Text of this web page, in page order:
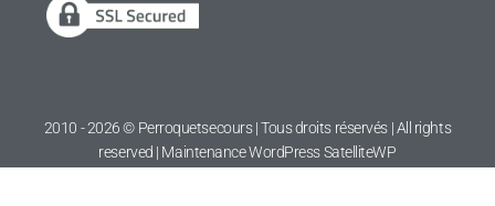
2010 - 2026 © Perroquetsecours | Tous droits réservés | All rights
reserved | Maintenance WordPressSatelliteWP